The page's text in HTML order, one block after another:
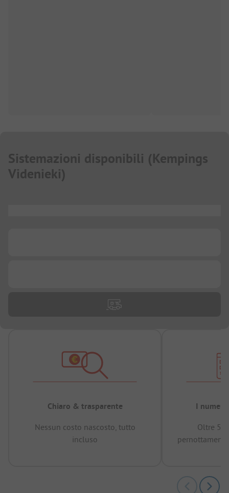
Sistemazioni disponibili (Kempings
Videnieki)
Chiaro & trasparente
Nessun costo nascosto, tutto
incluso
I numeri
Oltre